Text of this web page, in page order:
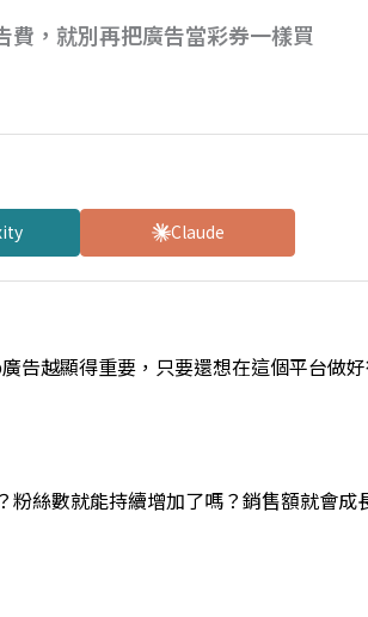
費，就別再把廣告當彩券一樣買
Claude
告越顯得重要，只要還想在這個平台做
絲數就能持續增加了嗎？銷售額就會成